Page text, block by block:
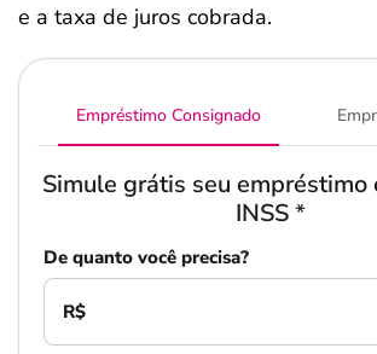
e a taxa de juros cobrada.
Empréstimo Consignado
Simule grátis seu empréstimo
INSS*
De quanto você precisa?
R$